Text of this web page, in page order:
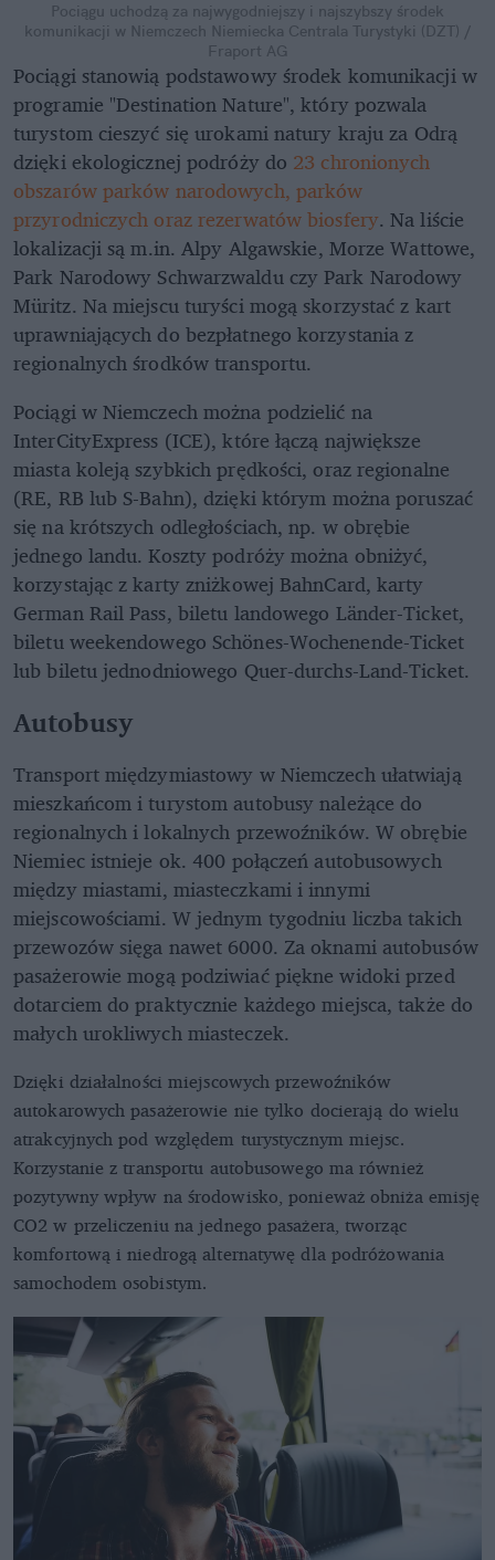
Pociągu uchodzą za najwygodniejszy i najszybszy środek
komunikacji w Niemczech Niemiecka Centrala Turystyki (DZT) /
Fraport AG
Pociągi stanowią podstawowy środek komunikacji w
programie "Destination Nature", który pozwala
turystom cieszyć się urokami natury kraju za Odrą
dzięki ekologicznej podróży do 23 chronionych
obszarów parków narodowych, parków
przyrodniczych oraz rezerwatów biosfery. Na liście
lokalizacji są m.in. Alpy Algawskie, Morze Wattowe,
Park Narodowy Schwarzwaldu czy Park Narodowy
Müritz. Na miejscu turyści mogą skorzystać z kart
uprawniających do bezpłatnego korzystania z
regionalnych środków transportu.
Pociągi w Niemczech można podzielić na
InterCityExpress (ICE), które łączą największe
miasta koleją szybkich prędkości, oraz regionalne
(RE, RB lub S-Bahn), dzięki którym można poruszać
się na krótszych odległościach, np. w obrębie
jednego landu. Koszty podróży można obniżyć,
korzystając z karty zniżkowej BahnCard, karty
German Rail Pass, biletu landowego Länder-Ticket,
biletu weekendowego Schönes-Wochenende-Ticket
lub biletu jednodniowego Quer-durchs-Land-Ticket.
Autobusy
Transport międzymiastowy w Niemczech ułatwiają
mieszkańcom i turystom autobusy należące do
regionalnych i lokalnych przewoźników. W obrębie
Niemiec istnieje ok. 400 połączeń autobusowych
między miastami, miasteczkami i innymi
miejscowościami. W jednym tygodniu liczba takich
przewozów sięga nawet 6000. Za oknami autobusów
pasażerowie mogą podziwiać piękne widoki przed
dotarciem do praktycznie każdego miejsca, także do
małych urokliwych miasteczek.
Dzięki działalności miejscowych przewoźników
autokarowych pasażerowie nie tylko docierają do wielu
atrakcyjnych pod względem turystycznym miejsc.
Korzystanie z transportu autobusowego ma również
pozytywny wpływ na środowisko, ponieważ obniża emisję
CO2 w przeliczeniu na jednego pasażera, tworząc
komfortową i niedrogą alternatywę dla podróżowania
samochodem osobistym.